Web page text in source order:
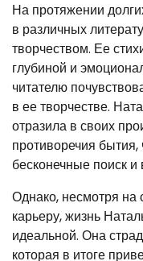
На протяжении
в различных
творчеством. Ее
глубиной и
читателю
в ее творчестве.
отразила в своих
противоречия бытия,
бесконечные поиск
Однако, несмотря
карьеру, жизнь
идеальной. Она
которая в итоге